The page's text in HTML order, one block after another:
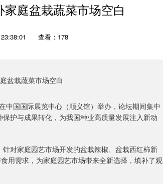
庭盆栽蔬菜市场空白
查看：178
中国国际展览中心（顺义馆）举办，论坛期间集中
护与成果转化，为我国种业高质量发展注入新动
对家庭园艺市场开发的盆栽辣椒、盆栽西红柿新
用需求，为家庭园艺市场带来全新选择，填补了观